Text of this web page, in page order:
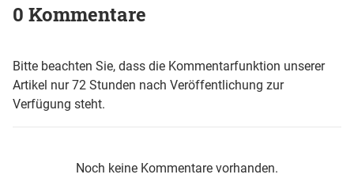
0 Kommentare
Bitte beachten Sie, dass die Kommentarfunktion unserer
Artikel nur 72 Stunden nach Veröffentlichung zur
Verfügung steht.
Noch keine Kommentare vorhanden.